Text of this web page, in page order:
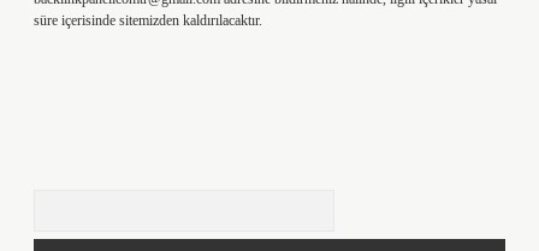
süre içerisinde sitemizden kaldırılacaktır.